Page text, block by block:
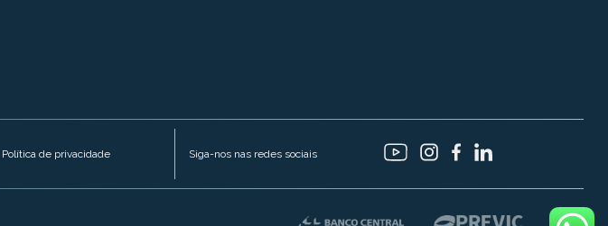
Política de privacidade Siga-nos nas redes sociais